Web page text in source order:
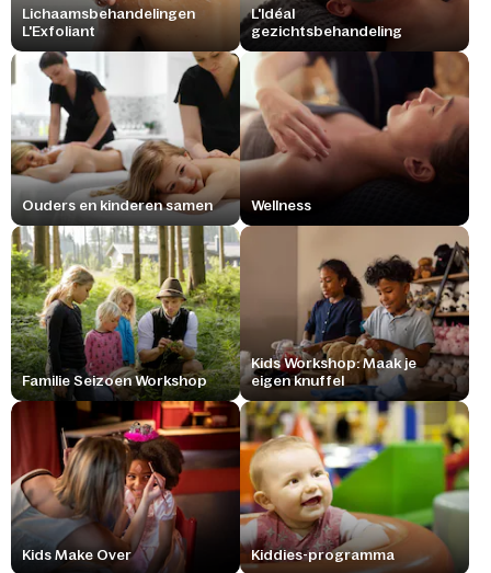
Lichaamsbehandelingen
L'Exfoliant
L'Idéal
gezichtsbehandeling
Ouders en kinderen samen Wellness
Familie Seizoen Workshop
Kids Workshop: Maak je
eigen knuffel
Kids Make Over Kiddies-programma